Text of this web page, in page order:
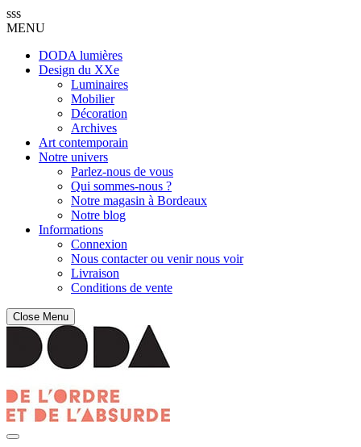
sss
MENU
DODA lumières
Design du XXe
Luminaires
Mobilier
Décoration
Archives
Art contemporain
Notre univers
Parlez-nous de vous
Qui sommes-nous ?
Notre magasin à Bordeaux
Notre blog
Informations
Connexion
Nous contacter ou venir nous voir
Livraison
Conditions de vente
Close Menu